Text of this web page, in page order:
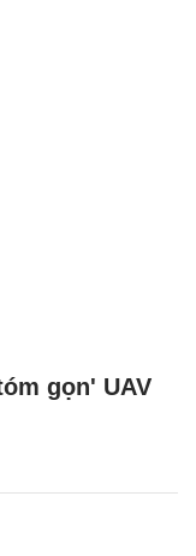
gọn' UAV